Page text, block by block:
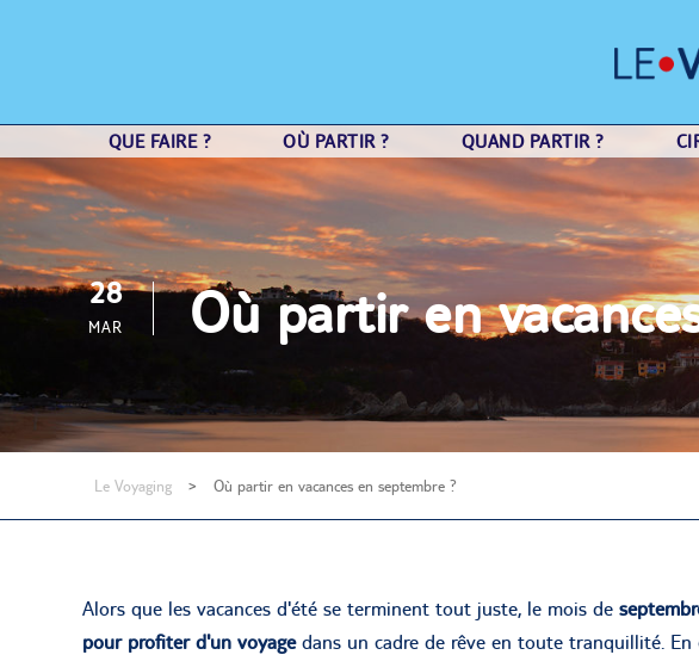
QUE FAIRE ? OÙ PARTIR ? QUAND PARTIR ?
28
MAR Où partir en
Le Voyaging > Où partir en vacances en septembre ?
Alors que les vacances d'été se terminent tout juste, le mois de
pour profiter d'un voyagedans un cadre de rêve en toute tranquillité. En